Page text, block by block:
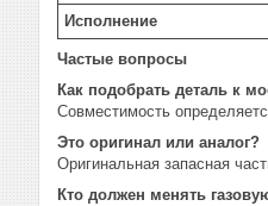
Исполнение
Частые вопросы
Как подобрать деталь к
Совместимость
Это оригинал или аналог?
Оригинальная запасная
Кто должен менять